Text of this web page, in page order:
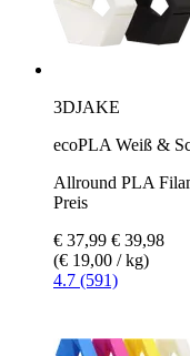
3DJAKE
ecoPLA Weiß &
Allround PLA
Preis
€ 37,99 € 39,98
(€ 19,00 / kg)
4.7 (591)